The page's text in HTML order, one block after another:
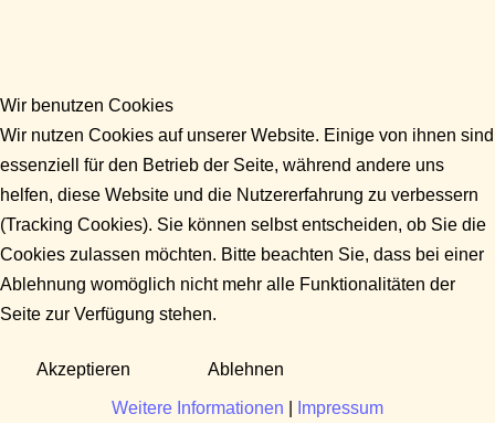
Wir benutzen Cookies
Wir nutzen Cookies auf unserer Website. Einige von ihnen sind
essenziell für den Betrieb der Seite, während andere uns
helfen, diese Website und die Nutzererfahrung zu verbessern
(Tracking Cookies). Sie können selbst entscheiden, ob Sie die
Cookies zulassen möchten. Bitte beachten Sie, dass bei einer
Ablehnung womöglich nicht mehr alle Funktionalitäten der
Seite zur Verfügung stehen.
Akzeptieren Ablehnen
Weitere Informationen Impressum